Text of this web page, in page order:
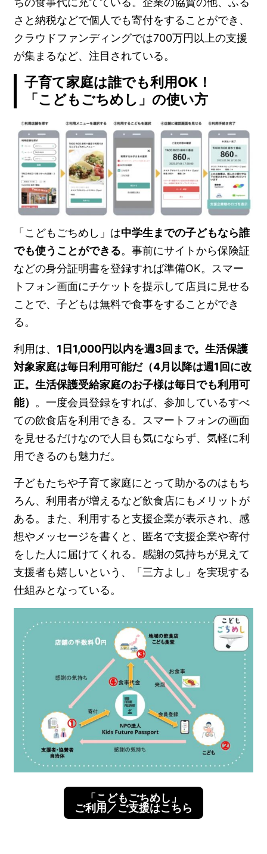
さと納税などで個人でも寄付をすることができ、
クラウドファンディングでは700万円以上の支援
が集まるなど、注目されている。
子育て家庭は誰でも利用OK！
「こどもごちめし」の使い方
「こどもごちめし」は中学生までの子どもなら誰
でも使うことができる。事前にサイトから保険証
などの身分証明書を登録すれば準備OK。スマー
トフォン画面にチケットを提示して店員に見せる
ことで、子どもは無料で食事をすることができ
る。
利用は、 1日1,000円以内を週3回まで。生活保護
対象家庭は毎日利用可能だ（4月以降は週1回に改
正。生活保護受給家庭のお子様は毎日でも利用可
能） 。一度会員登録をすれば、参加しているすべ
ての飲食店を利用できる。スマートフォンの画面
を見せるだけなので人目も気にならず、気軽に利
用できるのも魅力だ。
子どもたちや子育て家庭にとって助かるのはもち
ろん、利用者が増えるなど飲食店にもメリットが
ある。また、利用すると支援企業が表示され、感
想やメッセージを書くと、匿名で支援企業や寄付
をした人に届けてくれる。感謝の気持ちが見えて
支援者も嬉しいという、「三方よし」を実現する
仕組みとなっている。
「こどもごちめし」
ご利用／ご支援はこちら